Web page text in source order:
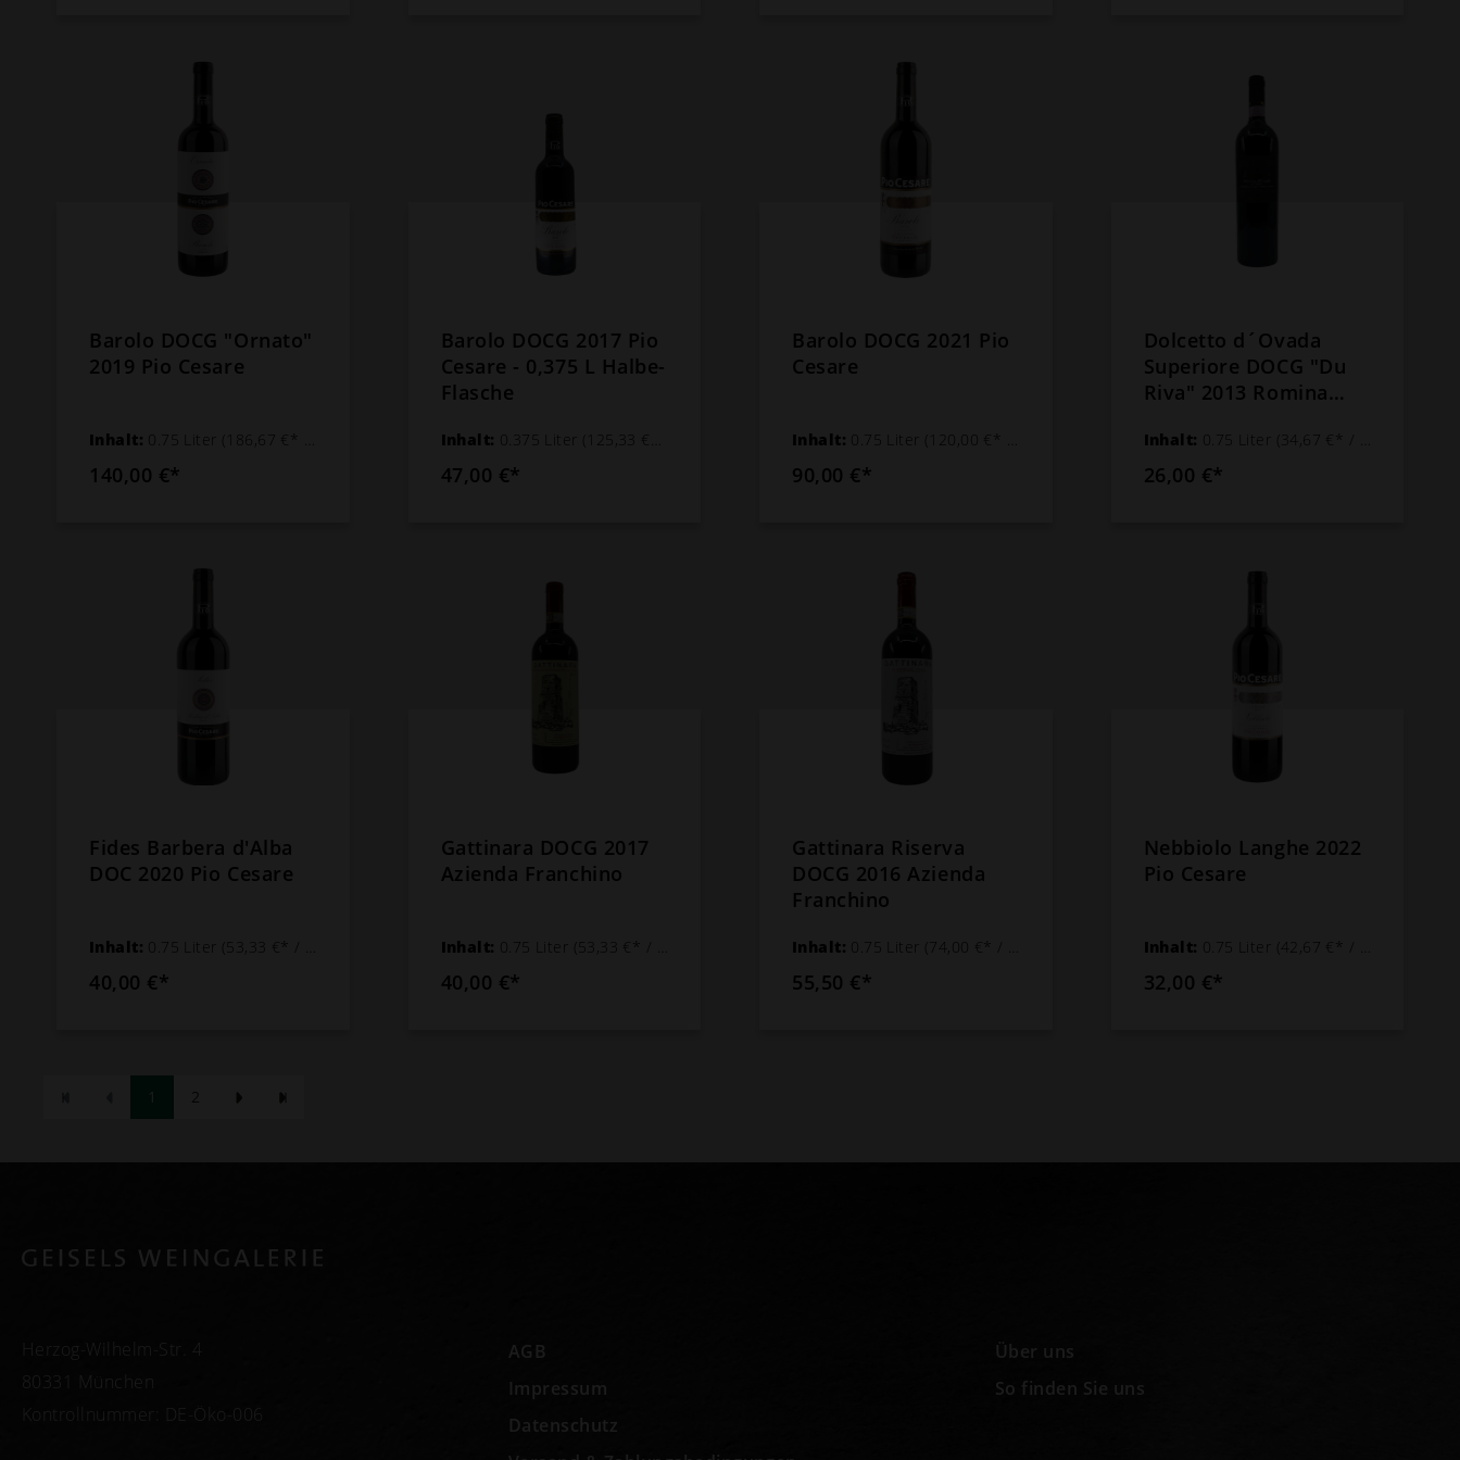
Barolo DOCG "Ornato"
2019 Pio Cesare
Inhalt: 0.75 Liter (186,67 €* / 1 Liter)
140,00 €*
Barolo DOCG 2017 Pio
Cesare - 0,375 L Halbe-
Flasche
Inhalt: 0.375 Liter (125,33 €* / 1 Liter)
47,00 €*
Barolo DOCG 2021 Pio
Cesare
Inhalt: 0.75 Liter (120,00 €* / 1 Liter)
90,00 €*
Dolcetto d´Ovada
Superiore DOCG "Du
Riva" 2013 Romina
Inhalt: 0.75 Liter (34,67 €* / 1 Liter)
26,00 €*
Fides Barbera d'Alba
DOC 2020 Pio Cesare
Inhalt: 0.75 Liter (53,33 €* / 1 Liter)
40,00 €*
Gattinara DOCG 2017
Azienda Franchino
Inhalt: 0.75 Liter (53,33 €* / 1 Liter)
40,00 €*
Gattinara Riserva
DOCG 2016 Azienda
Franchino
Inhalt: 0.75 Liter (74,00 €* / 1 Liter)
55,50 €*
Nebbiolo Langhe 2022
Pio Cesare
Inhalt: 0.75 Liter (42,67 €* / 1 Liter)
32,00 €*
1 2
Herzog-Wilhelm-Str. 4
80331 München
Kontrollnummer: DE-Öko-006
AGB
Impressum
Datenschutz
Über uns
So finden Sie uns